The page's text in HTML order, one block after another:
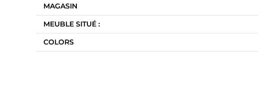
MAGASIN
MEUBLE SITUÉ :
COLORS